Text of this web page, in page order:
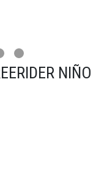
NIÑO